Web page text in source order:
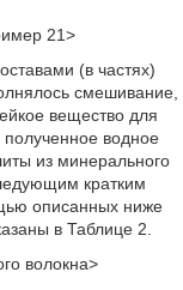
21>
(в частях)
смешивание,
вещество для
полученное водное
из минерального
кратким
описанных ниже
в Таблице 2.
волокна>